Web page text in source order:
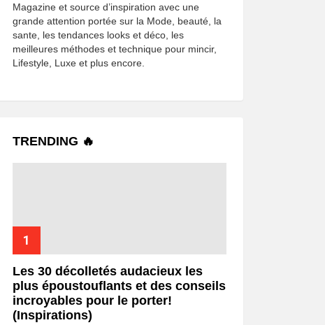
Magazine et source d’inspiration avec une
grande attention portée sur la Mode, beauté, la
sante, les tendances looks et déco, les
meilleures méthodes et technique pour mincir,
Lifestyle, Luxe et plus encore.
TRENDING 🔥
Les 30 décolletés audacieux les
plus époustouflants et des conseils
incroyables pour le porter!
(Inspirations)